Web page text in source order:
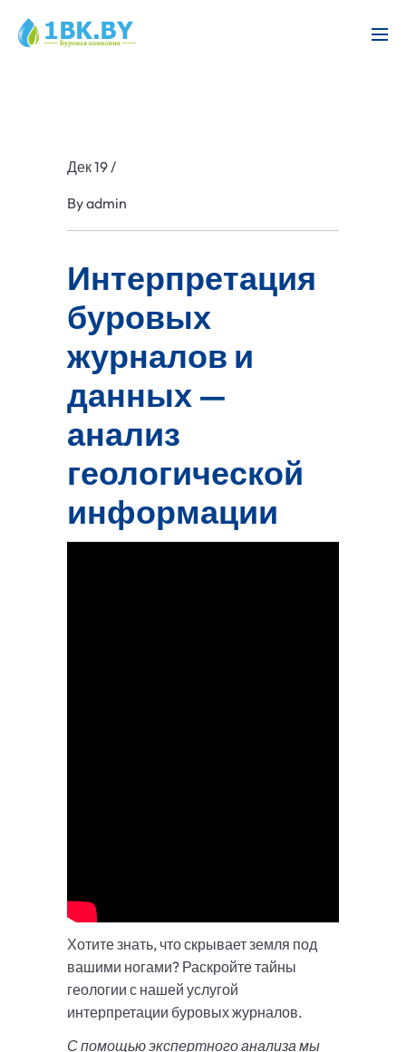
Дек 19/
Byadmin
Интерпретация
буровых
журналов и
данных —
анализ
геологической
информации
Хотите знать, что скрывает земля под
вашими ногами? Раскройте тайны
геологии с нашей услугой
интерпретации буровых журналов.
С помощью экспертного анализа мы